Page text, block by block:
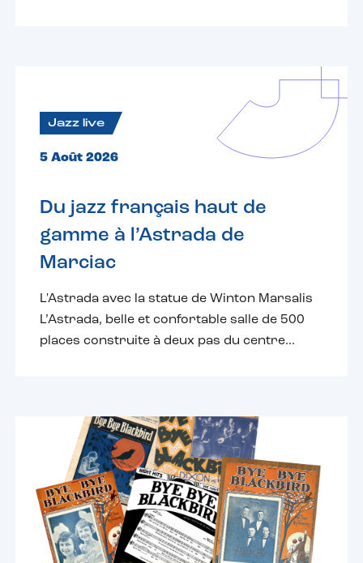
Jazz live
5 Août 2026
Du jazz français haut de
gamme à l’Astrada de
Marciac
L'Astrada avec la statue de Winton Marsalis
L’Astrada, belle et confortable salle de 500
places construite à deux pas du centre...